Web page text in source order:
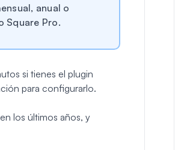
anual o
Square Pro.
si tienes el plugin
para configurarlo.
los últimos años, y